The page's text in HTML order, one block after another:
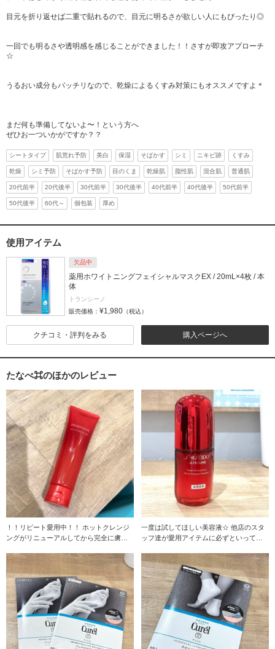
目元を折り返せば二重で貼れるので、目元に明るさが欲しい人にもぴったり◎
一回でも明るさや透明感を感じることができました！！さすが即攻アプローチ
☆
うるおい成分もバッチリなので、乾燥によるくすみ対策にもオススメですよ＊
まだ何も準備してないよ〜！という方へ
ぜひお一ついかがですか？？
シートタイプ 肌荒れ予防 美白 保湿 そばかす シミ ニキビ跡 くすみ
乾燥 シミ予防 そばかす予防 目のくま 乾燥肌 脂性肌 混合肌 普通肌
20代前半 20代後半 30代前半 30代後半 40代前半 40代後半 50代前半
50代後半 60代～ 個包装 厚め
使用アイテム
欠品中
薬用ホワイトニングフェイシャルマスクEX / 20mL×4枚 / 本
体
トランシーノ
販売価格： ¥1,980 （税込）
購入ページへ
クチコミ・評判をみる
たなべ⌘のほかのレビュー
！！リピート愛用中！！ ホットクレンジ
ングがリニューアルしてから完全に虜で
一度は試してほしい美容液☆ 他店のスタ
ッフ達が愛用アイテムに必ずといってい